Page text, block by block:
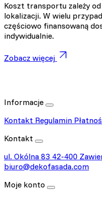
Koszt transportu zależy
lokalizacji. W wielu
częściowo finansowaną
indywidualnie.
Zobacz więcej
Informacje
Kontakt Regulamin
Kontakt
ul. Okólna 83 42-400
biuro@dekofasada.com
Moje konto